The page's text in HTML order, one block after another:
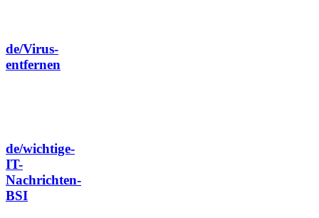
de/Virus-
entfernen
de/wichtige-
IT-
Nachrichten-
BSI